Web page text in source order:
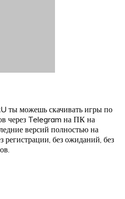
ты можешь скачивать игры по
через Telegram на ПК на
версий полностью на
регистрации, без ожиданий, без